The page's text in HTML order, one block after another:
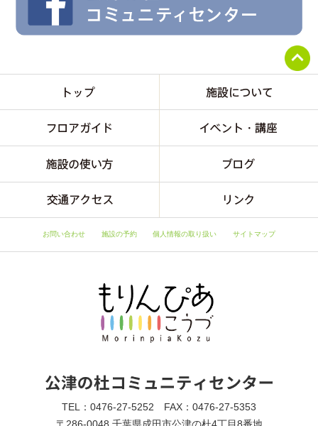
お問い合わせ 施設の予約 個人情報の取り扱い サイトマップ
TEL：0476-27-5252 FAX：0476-27-5353
〒286-0048 千葉県成田市公津の杜4丁目8番地